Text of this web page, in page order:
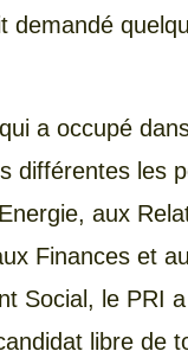
demandé
a occupé
différentes les
aux
Finances et au
Social, le PRI
libre de